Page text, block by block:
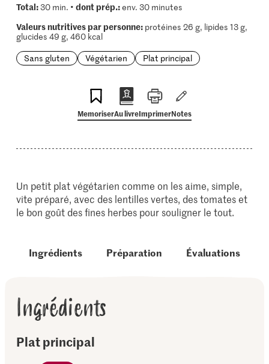
Total:30 min. • dont prép.:env. 30 minutes
Valeurs nutritives par personne:protéines 26 g, lipides 13 g,
glucides 49 g, 460 kcal
Sans gluten
Végétarien Plat principal
MemoriserAu livreImprimerNotes
Un petit plat végétarien comme on les aime, simple,
vite préparé, avec des lentilles vertes, des tomates et
le bon goût des fines herbes pour souligner le tout.
Ingrédients Préparation Évaluations
Ingrédients
Plat principal